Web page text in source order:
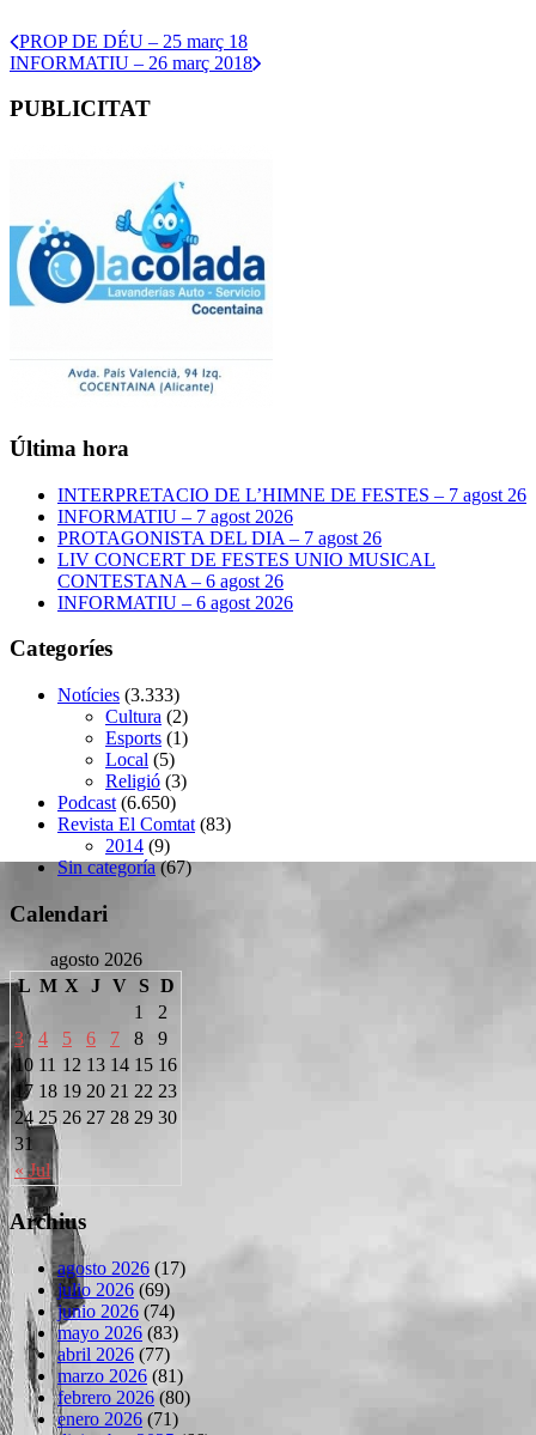
PROP DE DÉU – 25 març 18
INFORMATIU – 26 març 2018
PUBLICITAT
Última hora
INTERPRETACIO DE L’HIMNE DE FESTES – 7 agost 26
INFORMATIU – 7 agost 2026
PROTAGONISTA DEL DIA – 7 agost 26
LIV CONCERT DE FESTES UNIO MUSICAL
CONTESTANA – 6 agost 26
INFORMATIU – 6 agost 2026
Categoríes
Notícies (3.333)
Cultura (2)
Esports (1)
Local (5)
Religió (3)
Podcast (6.650)
Revista El Comtat (83)
2014 (9)
Sin categoría(67)
Calendari
agosto 2026
L M X J V S D
« Jul
1
2
3
4 5 6 7 8
9
10 11 12 13 14 15 16
17 18 19 20 21 22 23
24 25 26 27 28 29 30
31
Archius
agosto 2026 (17)
julio 2026 (69)
junio 2026 (74)
mayo 2026 (83)
abril 2026 (77)
marzo 2026 (81)
febrero 2026 (80)
enero 2026 (71)